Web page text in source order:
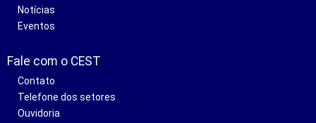
Notícias
Eventos
Fale com o CEST
Contato
Telefone dos setores
Ouvidoria